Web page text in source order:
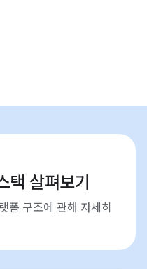
살펴보기
폼 구조에 관해 자세히